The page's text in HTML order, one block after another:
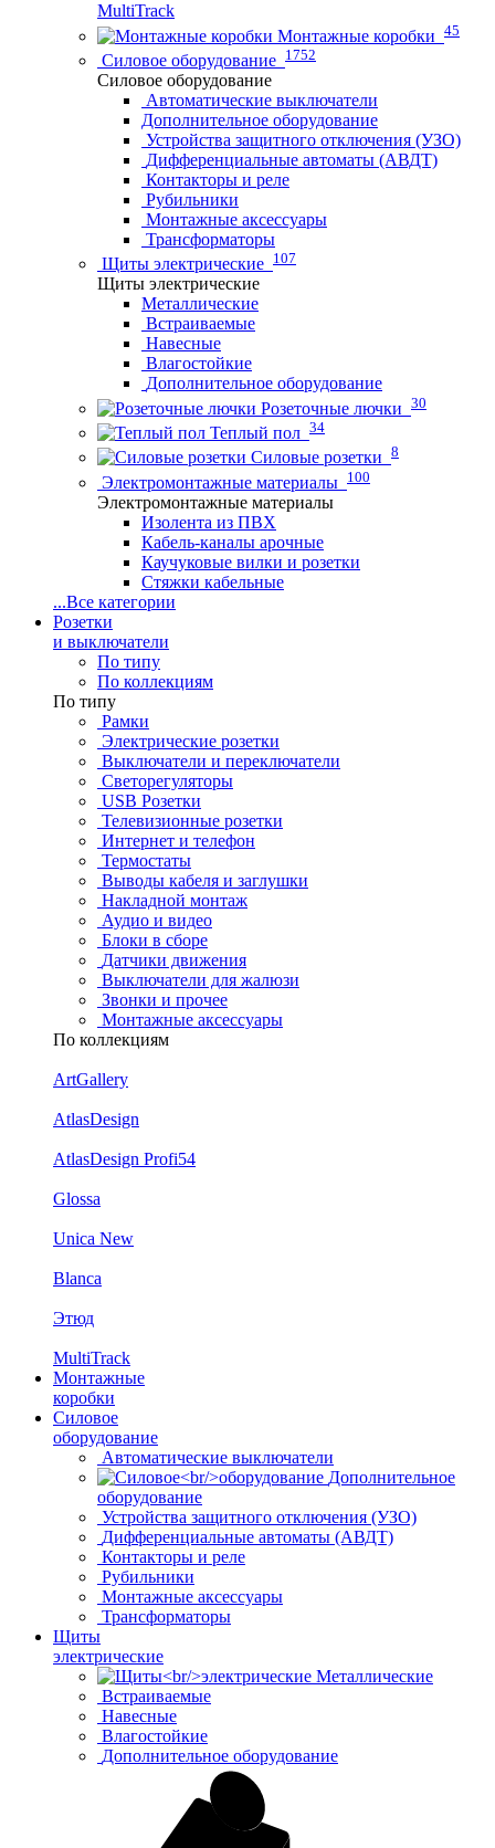
MultiTrack
Монтажные коробки 45
Силовое оборудование 1752
Силовое оборудование
Автоматические выключатели
Дополнительное оборудование
Устройства защитного отключения (УЗО)
Дифференциальные автоматы (АВДТ)
Контакторы и реле
Рубильники
Монтажные аксессуары
Трансформаторы
Щиты электрические 107
Щиты электрические
Металлические
Встраиваемые
Навесные
Влагостойкие
Дополнительное оборудование
Розеточные лючки 30
Теплый пол 34
Силовые розетки 8
Электромонтажные материалы 100
Электромонтажные материалы
Изолента из ПВХ
Кабель-каналы арочные
Каучуковые вилки и розетки
Стяжки кабельные
...Все категории
Розетки
и выключатели
По типу
По коллекциям
По типу
Рамки
Электрические розетки
Выключатели и переключатели
Светорегуляторы
USB Розетки
Телевизионные розетки
Интернет и телефон
Термостаты
Выводы кабеля и заглушки
Накладной монтаж
Аудио и видео
Блоки в сборе
Датчики движения
Выключатели для жалюзи
Звонки и прочее
Монтажные аксессуары
По коллекциям
ArtGallery
AtlasDesign
AtlasDesign Profi54
Glossa
Unica New
Blanca
Этюд
MultiTrack
Монтажные
коробки
Силовое
оборудование
Автоматические выключатели
Дополнительное
оборудование
Устройства защитного отключения (УЗО)
Дифференциальные автоматы (АВДТ)
Контакторы и реле
Рубильники
Монтажные аксессуары
Трансформаторы
Щиты
электрические
Металлические
Встраиваемые
Навесные
Влагостойкие
Дополнительное оборудование